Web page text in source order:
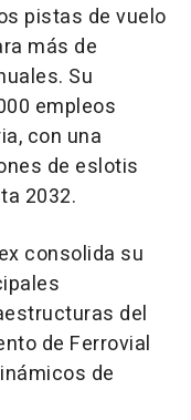
pistas de vuelo
más de
Su
empleos
con una
de eslotis
2032.
consolida su
del
de Ferrovial
de